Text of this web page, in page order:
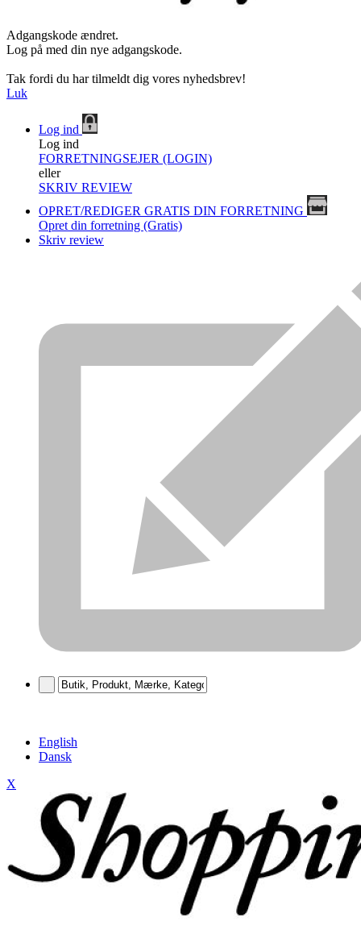
Adgangskode ændret.
Log på med din nye adgangskode.
Tak fordi du har tilmeldt dig vores nyhedsbrev!
Luk
Log ind
Log ind
FORRETNINGSEJER (LOGIN)
eller
SKRIV REVIEW
OPRET/REDIGER GRATIS DIN FORRETNING
Opret din forretning (Gratis)
Skriv review
English
Dansk
X